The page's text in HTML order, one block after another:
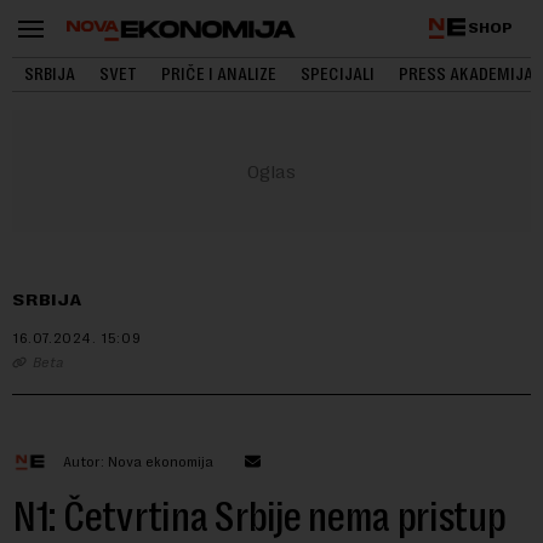
SHOP
SRBIJA SVET PRIČE I ANALIZE SPECIJALI PRESS AKADEMIJA
SRBIJA
16.07.2024. 15:09
Beta
Autor: Nova ekonomija
N1: Četvrtina Srbije nema pristup